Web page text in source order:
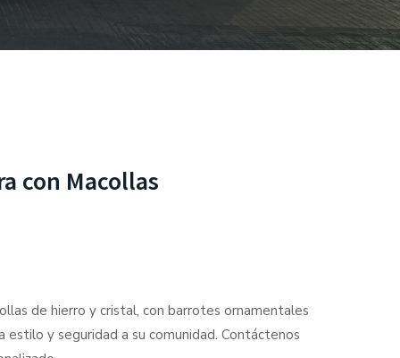
con Macollas
de hierro y cristal, con barrotes ornamentales
estilo y seguridad a su comunidad. Contáctenos